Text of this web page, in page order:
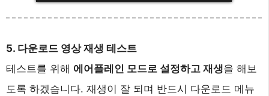
5. 다운로드 영상 재생 테스트
테스트를 위해 에어플레인 모드로 설정하고 재생을 해보
도록 하겠습니다. 재생이 잘 되며 반드시 다운로드 메뉴